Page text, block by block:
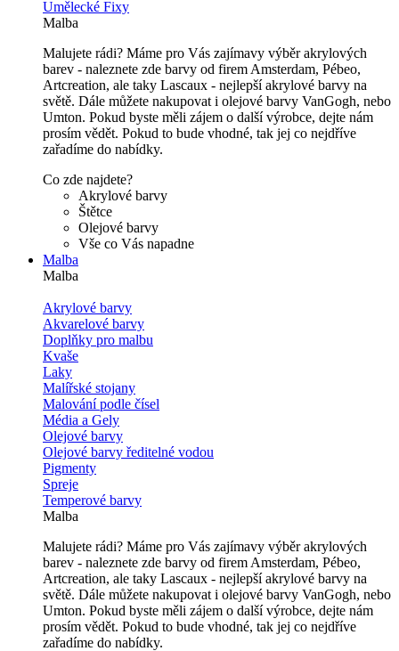
Umělecké Fixy
Malba
Malujete rádi? Máme pro Vás zajímavy výběr akrylových
barev - naleznete zde barvy od firem Amsterdam, Pébeo,
Artcreation, ale taky Lascaux - nejlepší akrylové barvy na
světě. Dále můžete nakupovat i olejové barvy VanGogh, nebo
Umton. Pokud byste měli zájem o další výrobce, dejte nám
prosím vědět. Pokud to bude vhodné, tak jej co nejdříve
zařadíme do nabídky.
Co zde najdete?
Akrylové barvy
Štětce
Olejové barvy
Vše co Vás napadne
Malba
Malba
Akrylové barvy
Akvarelové barvy
Doplňky pro malbu
Kvaše
Laky
Malířské stojany
Malování podle čísel
Média a Gely
Olejové barvy
Olejové barvy ředitelné vodou
Pigmenty
Spreje
Temperové barvy
Malba
Malujete rádi? Máme pro Vás zajímavy výběr akrylových
barev - naleznete zde barvy od firem Amsterdam, Pébeo,
Artcreation, ale taky Lascaux - nejlepší akrylové barvy na
světě. Dále můžete nakupovat i olejové barvy VanGogh, nebo
Umton. Pokud byste měli zájem o další výrobce, dejte nám
prosím vědět. Pokud to bude vhodné, tak jej co nejdříve
zařadíme do nabídky.